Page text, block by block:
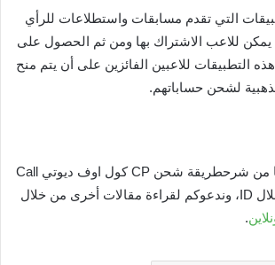
التي تقدم مسابقات واستطلاعات للرأي
يمكن للاعب الاشتراك بها ومن ثم الحصول على
هذه التطبيقات للاعبين الفائزين على أن يتم منح
لشحن حساباتهم.
والآن نكون قد انتهينا من شرحطريقة شحن CP كول اوف ديوتي Call
Of Duty 2026 من خلال ID، وندعوكم لقراءة مقالات أخرى من خلال
.